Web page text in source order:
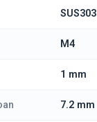
SUS303
M4
1 mm
7.2 mm